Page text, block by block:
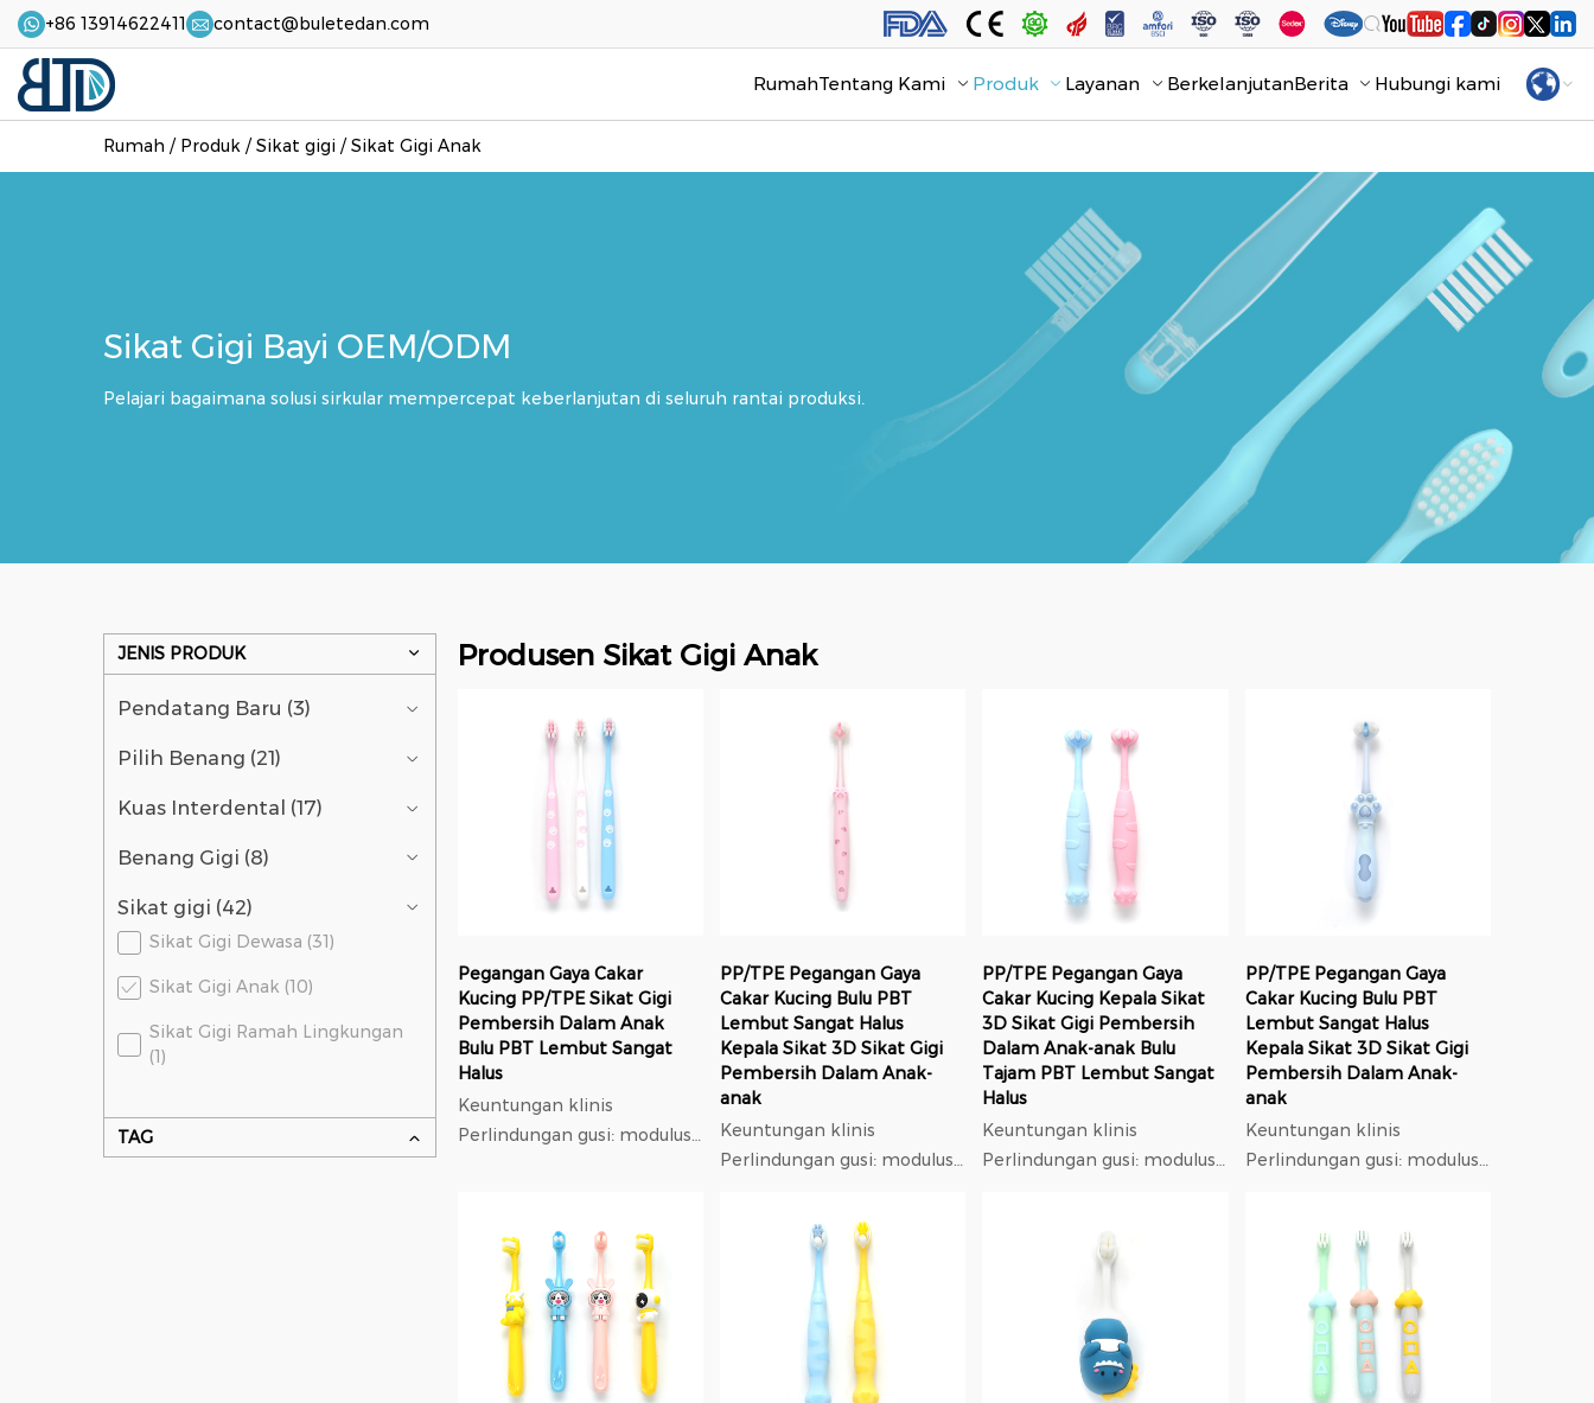
+86 13914622411 contact@buletedan.com
RumahTentang Kami Produk Layanan BerkelanjutanBerita Hubungi kami
Rumah / Produk /Sikat gigi /Sikat Gigi Anak
Sikat Gigi Bayi OEM/ODM
Pelajari bagaimana solusi sirkular mempercepat keberlanjutan di seluruh rantai produksi.
JENIS PRODUK
Pendatang Baru (3)
Pilih Benang (21)
Kuas Interdental (17)
Benang Gigi (8)
Sikat gigi (42)
Sikat Gigi Dewasa (31)
Sikat Gigi Anak (10)
Sikat Gigi Ramah Lingkungan
(1)
TAG
Produsen Sikat Gigi Anak
Pegangan Gaya Cakar
Kucing PP/TPE Sikat Gigi
Pembersih Dalam Anak
Bulu PBT Lembut Sangat
Halus
Keuntungan klinis
Perlindungan gusi: modulus
lebih sedikit dibandingkan
nilon; Ad...
PP/TPE Pegangan Gaya
Cakar Kucing Bulu PBT
Lembut Sangat Halus
Kepala Sikat 3D Sikat Gigi
Pembersih Dalam Anak-
anak
Keuntungan klinis
Perlindungan gusi: modulus
berdiameter 0,18 mm,
tekanan pada gusi 37%
lebih sedikit dibandingkan
PP/TPE Pegangan Gaya
Cakar Kucing Kepala Sikat
3D Sikat Gigi Pembersih
Dalam Anak-anak Bulu
Tajam PBT Lembut Sangat
Halus
Keuntungan klinis
Perlindungan gusi: modulus
tekanan pada gusi 37%
lebih sedikit dibandingkan
PP/TPE Pegangan Gaya
Cakar Kucing Bulu PBT
Lembut Sangat Halus
Kepala Sikat 3D Sikat Gigi
Pembersih Dalam Anak-
anak
Keuntungan klinis
Perlindungan gusi: modulus
tekanan pada gusi 37%
nilon; Ad...